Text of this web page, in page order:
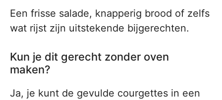
Een frisse salade, knapperig brood of zelfs
wat rijst zijn uitstekende bijgerechten.
Kun je dit gerecht zonder oven
maken?
Ja, je kunt de gevulde courgettes in een